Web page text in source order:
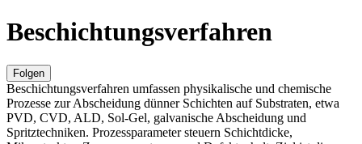
Beschichtungsverfahren
Folgen
Beschichtungsverfahren umfassen physikalische und chemische
Prozesse zur Abscheidung dünner Schichten auf Substraten, etwa
PVD, CVD, ALD, Sol-Gel, galvanische Abscheidung und
Spritztechniken. Prozessparameter steuern Schichtdicke,